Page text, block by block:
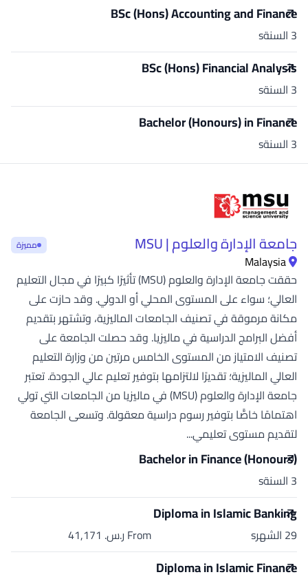
BSc (Hons) Accounting and Finance
3 السنةs
BSc (Hons) Financial Analysis
3 السنةs
Bachelor (Honours) in Finance
3 السنةs
جامعة الإدارة والعلوم | MSU مميزة
Malaysia
حققت جامعة الإدارة والعلوم (MSU) تأثيرًا كبيرًا في مجال التعليم
العالي؛ سواء على المستوى المحلي أو الدولي. وقد حازت على
مكانة مرموقة في تصنيف الجامعات الماليزية، وتشتهر بتقديم
أفضل البرامج الدراسية في ماليزيا. وقد حصلت الجامعة على
تصنيف الامتياز من المستوى الخامس مرتين من وزارة التعليم
العالي الماليزية؛ تقديرًا لالتزامها بتوفير تعليم عالي الجودة. تعتبر
جامعة الإدارة والعلوم (MSU) في ماليزيا من الجامعات التي تولي
اهتمامًا خاصًّا بتوفير رسوم دراسية معقولة. وتسعى الجامعة
لتقديم مستوى تعليمي...
Bachelor in Finance (Honours)
3 السنةs
Diploma in Islamic Banking
29 الشهرs From ر.س.‏ 41,171
Diploma in Islamic Finance